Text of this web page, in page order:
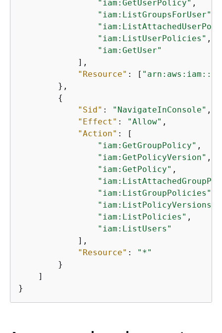
"iam:GetUserPolicy" ,
"iam:ListGroupsForUser"
"iam:ListUserPolicies" ,
"iam:GetUser"
            ],
"Resource" : [
        },
{
"Sid" : "NavigateInConsole" ,
"Effect" : "Allow" ,
"Action" : [
"iam:GetGroupPolicy" ,
"iam:GetPolicyVersion" ,
"iam:GetPolicy" ,
"iam:ListGroupPolicies"
"iam:ListPolicyVersions"
"iam:ListPolicies" ,
"iam:ListUsers"
            ],
"Resource" :
"*"
        }
    ]
}